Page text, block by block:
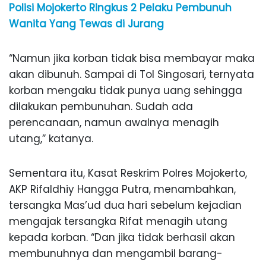
Polisi Mojokerto Ringkus 2 Pelaku Pembunuh
Wanita Yang Tewas di Jurang
“Namun jika korban tidak bisa membayar maka
akan dibunuh. Sampai di Tol Singosari, ternyata
korban mengaku tidak punya uang sehingga
dilakukan pembunuhan. Sudah ada
perencanaan, namun awalnya menagih
utang,” katanya.
Sementara itu, Kasat Reskrim Polres Mojokerto,
AKP Rifaldhiy Hangga Putra, menambahkan,
tersangka Mas’ud dua hari sebelum kejadian
mengajak tersangka Rifat menagih utang
kepada korban. “Dan jika tidak berhasil akan
membunuhnya dan mengambil barang-